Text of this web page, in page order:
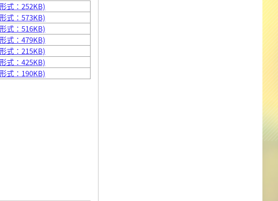
式：252KB)
式：573KB)
式：516KB)
式：479KB)
式：215KB)
式：425KB)
式：190KB)